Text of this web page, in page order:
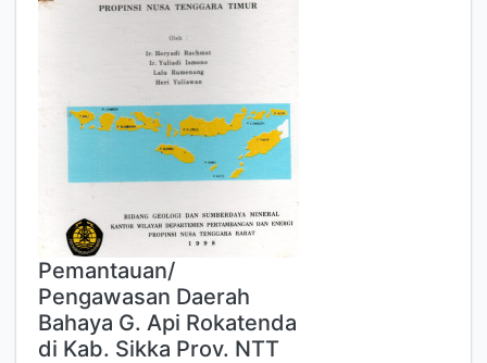
Pemantauan/
Pengawasan Daerah
Bahaya G. Api Rokatenda
di Kab. Sikka Prov. NTT